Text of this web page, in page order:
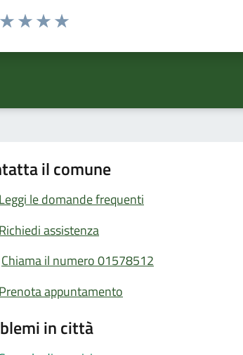
da 1 a 5 stelle la pagina
il comune
Leggi le domande frequenti
Richiedi assistenza
Chiama il numero 01578512
Prenota appuntamento
in città